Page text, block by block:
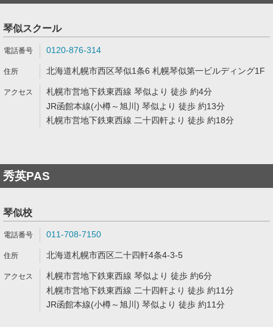
琴似スクール
0120-876-314
北海道札幌市西区琴似1条6 札幌琴似第一ビルディング1F
札幌市営地下鉄東西線 琴似より 徒歩 約4分
JR函館本線(小樽～旭川) 琴似より 徒歩 約13分
札幌市営地下鉄東西線 二十四軒より 徒歩 約18分
秀英PAS
琴似校
011-708-7150
北海道札幌市西区二十四軒4条4-3-5
札幌市営地下鉄東西線 琴似より 徒歩 約6分
札幌市営地下鉄東西線 二十四軒より 徒歩 約11分
JR函館本線(小樽～旭川) 琴似より 徒歩 約11分